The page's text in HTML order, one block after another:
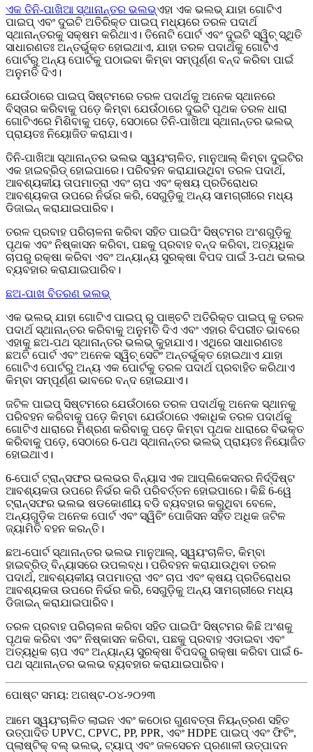
ଏକ ତିନି-ପାଖିଆ ସ୍ଥାନାନ୍ତର ଭଲଭ୍ଏହା ଏକ ଭଲଭ୍ ଯାହା ଗୋଟିଏ
ପାଇପ୍ ଏବଂ ଦୁଇଟି ଅତିରିକ୍ତ ପାଇପ୍ ମଧ୍ୟରେ ତରଳ ପଦାର୍ଥ
ସ୍ଥାନାନ୍ତରକୁ ସକ୍ଷମ କରିଥାଏ। ତିନୋଟି ପୋର୍ଟ ଏବଂ ଦୁଇଟି ସ୍ୱିଚ୍ ସ୍ଥିତି
ସାଧାରଣତଃ ଅନ୍ତର୍ଭୁକ୍ତ ହୋଇଥାଏ, ଯାହା ତରଳ ପଦାର୍ଥକୁ ଗୋଟିଏ
ପୋର୍ଟରୁ ଅନ୍ୟ ପୋର୍ଟକୁ ପଠାଇବା କିମ୍ବା ସମ୍ପୂର୍ଣ୍ଣ ବନ୍ଦ କରିବା ପାଇଁ
ଅନୁମତି ଦିଏ।
ଯେଉଁଠାରେ ପାଇପ୍ ସିଷ୍ଟମରେ ତରଳ ପଦାର୍ଥକୁ ଅନେକ ସ୍ଥାନରେ
ବିସ୍ତାର କରିବାକୁ ପଡ଼େ କିମ୍ବା ଯେଉଁଠାରେ ଦୁଇଟି ପୃଥକ ତରଳ ଧାରା
ଗୋଟିଏରେ ମିଶିବାକୁ ପଡ଼େ, ସେଠାରେ ତିନି-ପାଖିଆ ସ୍ଥାନାନ୍ତର ଭଲଭ୍
ପ୍ରାୟତଃ ନିୟୋଜିତ କରାଯାଏ।
ତିନି-ପାଖିଆ ସ୍ଥାନାନ୍ତର ଭଲଭ ସ୍ୱୟଂଚାଳିତ, ମାନୁଆଲ୍ କିମ୍ବା ଦୁଇଟିର
ଏକ ହାଇବ୍ରିଡ୍ ହୋଇପାରେ। ପରିବହନ କରାଯାଉଥିବା ତରଳ ପଦାର୍ଥ,
ଆବଶ୍ୟକୀୟ ତାପମାତ୍ରା ଏବଂ ଚାପ ଏବଂ କ୍ଷୟ ପ୍ରତିରୋଧର
ଆବଶ୍ୟକତା ଉପରେ ନିର୍ଭର କରି, ସେଗୁଡ଼ିକୁ ଅନ୍ୟ ସାମଗ୍ରୀରେ ମଧ୍ୟ
ଡିଜାଇନ୍ କରାଯାଇପାରିବ।
ତରଳ ପ୍ରବାହ ପରିଚାଳନା କରିବା ସହିତ ପାଇପିଂ ସିଷ୍ଟମର ଅଂଶଗୁଡ଼ିକୁ
ପୃଥକ ଏବଂ ନିଷ୍କାସନ କରିବା, ପଛକୁ ପ୍ରବାହ ବନ୍ଦ କରିବା, ଅତ୍ୟଧିକ
ଚାପରୁ ରକ୍ଷା କରିବା ଏବଂ ଅନ୍ୟାନ୍ୟ ସୁରକ୍ଷା ବିପଦ ପାଇଁ 3-ପଥ ଭଲଭ
ବ୍ୟବହାର କରାଯାଇପାରିବ।
ଛଅ-ପାଖ ବିତରଣ ଭଲଭ୍
ଏକ ଭଲଭ୍ ଯାହା ଗୋଟିଏ ପାଇପ୍ ରୁ ପାଞ୍ଚଟି ଅତିରିକ୍ତ ପାଇପ୍ କୁ ତରଳ
ପଦାର୍ଥ ସ୍ଥାନାନ୍ତର କରିବାକୁ ଅନୁମତି ଦିଏ ଏବଂ ଏହାର ବିପରୀତ ଭାବରେ
ଏହାକୁ ଛଅ-ପଥ ସ୍ଥାନାନ୍ତର ଭଲଭ୍ କୁହାଯାଏ। ଏଥିରେ ସାଧାରଣତଃ
ଛଅଟି ପୋର୍ଟ ଏବଂ ଅନେକ ସ୍ୱିଚ୍ ସେଟିଂ ଅନ୍ତର୍ଭୁକ୍ତ ହୋଇଥାଏ ଯାହା
ଗୋଟିଏ ପୋର୍ଟରୁ ଅନ୍ୟ ଏକ ପୋର୍ଟକୁ ତରଳ ପଦାର୍ଥ ପ୍ରବାହିତ କରିଥାଏ
କିମ୍ବା ସମ୍ପୂର୍ଣ୍ଣ ଭାବରେ ବନ୍ଦ ହୋଇଯାଏ।
ଜଟିଳ ପାଇପ୍ ସିଷ୍ଟମରେ ଯେଉଁଠାରେ ତରଳ ପଦାର୍ଥକୁ ଅନେକ ସ୍ଥାନକୁ
ପରିବହନ କରିବାକୁ ପଡ଼େ କିମ୍ବା ଯେଉଁଠାରେ ଏକାଧିକ ତରଳ ପଦାର୍ଥକୁ
ଗୋଟିଏ ଧାରାରେ ମିଶ୍ରଣ କରିବାକୁ ପଡ଼େ କିମ୍ବା ପୃଥକ ଧାରାରେ ବିଭକ୍ତ
କରିବାକୁ ପଡ଼େ, ସେଠାରେ 6-ପଥ ସ୍ଥାନାନ୍ତର ଭଲଭ୍ ପ୍ରାୟତଃ ନିୟୋଜିତ
ହୋଇଥାଏ।
6-ପୋର୍ଟ ଟ୍ରାନ୍ସଫର ଭଲଭର ବିନ୍ୟାସ ଏକ ଆପ୍ଲିକେସନର ନିର୍ଦ୍ଦିଷ୍ଟ
ଆବଶ୍ୟକତା ଉପରେ ନିର୍ଭର କରି ପରିବର୍ତ୍ତନ ହୋଇପାରେ। କିଛି 6-ୱେ
ଟ୍ରାନ୍ସଫର ଭଲଭ ଷଡକୋଣୀୟ ବଡି ବ୍ୟବହାର କରୁଥିବା ବେଳେ,
ଅନ୍ୟଗୁଡ଼ିକ ଅନେକ ପୋର୍ଟ ଏବଂ ସ୍ୱିଚିଂ ପୋଜିସନ ସହିତ ଅଧିକ ଜଟିଳ
ଜ୍ୟାମିତି ବହନ କରନ୍ତି।
ଛଅ-ପୋର୍ଟ ସ୍ଥାନାନ୍ତର ଭଲଭ ମାନୁଆଲ୍, ସ୍ୱୟଂଚାଳିତ, କିମ୍ବା
ହାଇବ୍ରିଡ୍ ବିନ୍ୟାସରେ ଉପଲବ୍ଧ। ପରିବହନ କରାଯାଉଥିବା ତରଳ
ପଦାର୍ଥ, ଆବଶ୍ୟକୀୟ ତାପମାତ୍ରା ଏବଂ ଚାପ ଏବଂ କ୍ଷୟ ପ୍ରତିରୋଧର
ଆବଶ୍ୟକତା ଉପରେ ନିର୍ଭର କରି, ସେଗୁଡ଼ିକୁ ଅନ୍ୟ ସାମଗ୍ରୀରେ ମଧ୍ୟ
ଡିଜାଇନ୍ କରାଯାଇପାରିବ।
ତରଳ ପ୍ରବାହ ପରିଚାଳନା କରିବା ସହିତ ପାଇପିଂ ସିଷ୍ଟମର କିଛି ଅଂଶକୁ
ପୃଥକ କରିବା ଏବଂ ନିଷ୍କାସନ କରିବା, ପଛକୁ ପ୍ରବାହ ଏଡାଇବା ଏବଂ
ଅତ୍ୟଧିକ ଚାପ ଏବଂ ଅନ୍ୟାନ୍ୟ ସୁରକ୍ଷା ବିପଦରୁ ରକ୍ଷା କରିବା ପାଇଁ 6-
ପଥ ସ୍ଥାନାନ୍ତର ଭଲଭ ବ୍ୟବହାର କରାଯାଇପାରିବ।
ପୋଷ୍ଟ ସମୟ: ଅଗଷ୍ଟ-୦୪-୨୦୨୩
ଆମେ ସ୍ୱୟଂଚାଳିତ ଲାଇନ ଏବଂ କଠୋର ଗୁଣବତ୍ତା ନିୟନ୍ତ୍ରଣ ସହିତ
ଉତ୍ପାଦିତ UPVC, CPVC, PP, PPR, ଏବଂ HDPE ପାଇପ୍ ଏବଂ ଫିଟିଂ,
ପ୍ଲାଷ୍ଟିକ୍ ବଲ୍ ଭଲଭ୍, ଟ୍ୟାପ୍ ଏବଂ ଜଳସେଚନ ପ୍ରଣାଳୀ ଉତ୍ପାଦନ